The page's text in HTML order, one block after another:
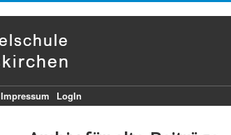
Impressum LogIn